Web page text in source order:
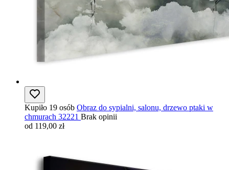
Kupiło 19 osób Obraz do sypialni, salonu, drzewo ptaki w
chmurach 32221 Brak opinii
od 119,00 zł